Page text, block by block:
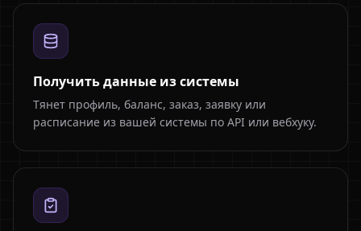
Получить данные из системы
Тянет профиль, баланс, заказ, заявку или
расписание из вашей системы по API или вебхуку.